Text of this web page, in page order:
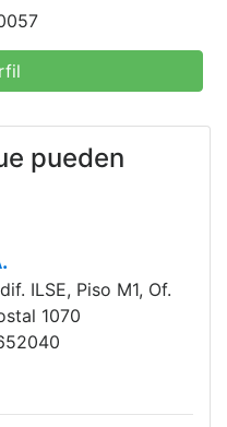
pueden
ILSE, Piso M1, Of.
1070